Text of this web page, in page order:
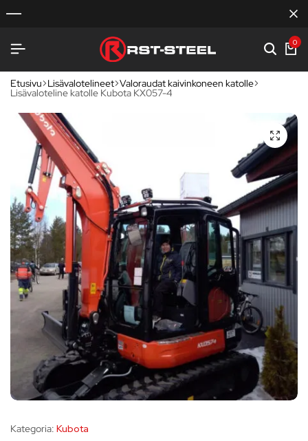
0
Etusivu Lisävalotelineet Valoraudat kaivinkoneen katolle
Lisävaloteline katolle Kubota KX057-4
Kategoria: Kubota